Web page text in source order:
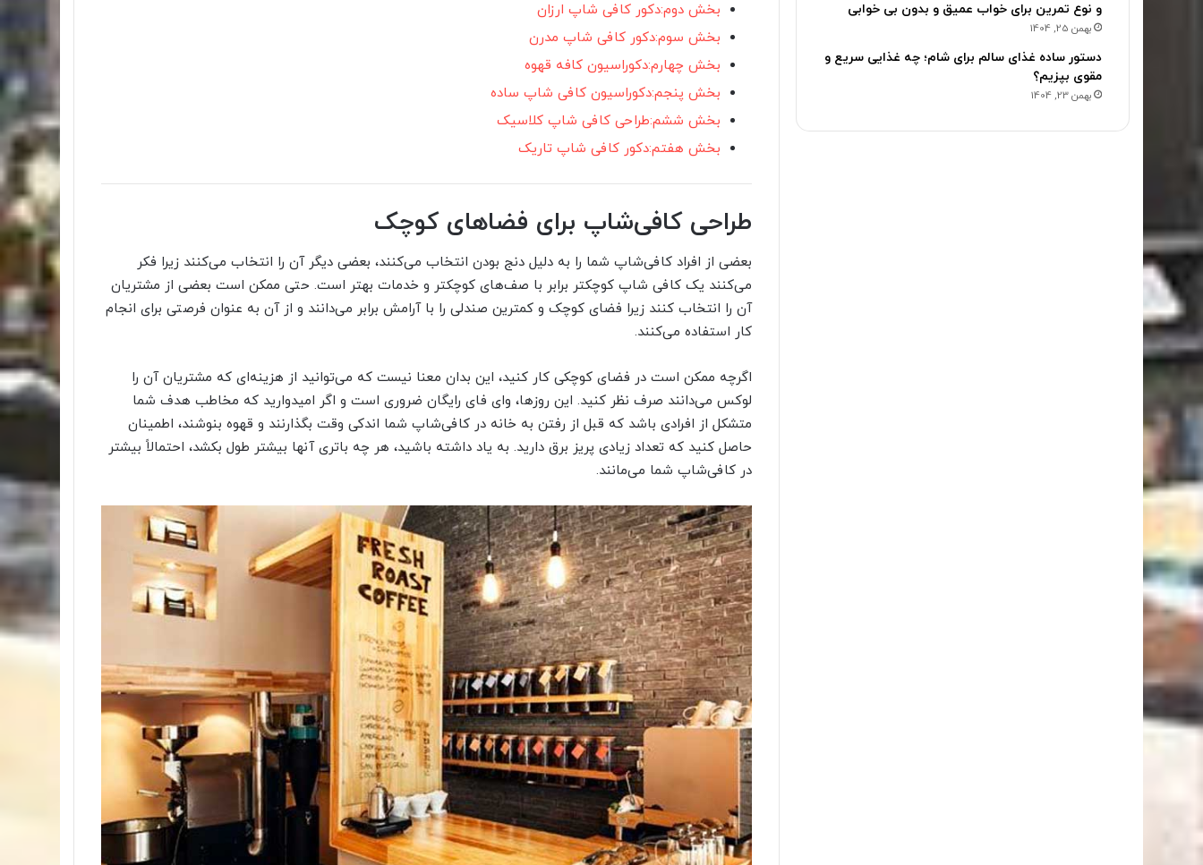
بخش دوم:دکور کافی شاپ ارزان
بخش سوم:دکور کافی شاپ مدرن
بخش چهارم:دکوراسیون کافه قهوه
بخش پنجم:دکوراسیون کافی شاپ ساده
بخش ششم:طراحی کافی شاپ کلاسیک
بخش هفتم:دکور کافی شاپ تاریک
طراحی کافی‌شاپ برای فضاهای کوچک
بعضی از افراد کافی‌شاپ شما را به دلیل دنج بودن انتخاب می‌کنند، بعضی دیگر آن را انتخاب می‌کنند زیرا فکر
می‌کنند یک کافی ‌شاپ کوچکتر برابر با صف‎‌های کوچکتر و خدمات بهتر است. حتی ممکن است بعضی از مشتریان
آن را انتخاب کنند زیرا فضای کوچک و کمترین صندلی را با آرامش برابر می‌دانند و از آن به عنوان فرصتی برای انجام
کار استفاده می‌کنند.
اگرچه ممکن است در فضای کوچکی کار کنید، این بدان معنا نیست که می‌توانید از هزینه‌ای که مشتریان آن را
لوکس می‌دانند صرف نظر کنید. این روزها، وای فای رایگان ضروری است و اگر امیدوارید که مخاطب هدف شما
متشکل از افرادی باشد که قبل از رفتن به خانه در کافی‌شاپ شما اندکی وقت بگذارنند و قهوه بنوشند، اطمینان
حاصل کنید که تعداد زیادی پریز برق دارید. به یاد داشته باشید، هر چه باتری آنها بیشتر طول بکشد، احتمالاً بیشتر
در کافی‌شاپ شما می‌مانند.
و نوع تمرین برای خواب عمیق و بدون بی خوابی
بهمن 25, 1404
دستور ساده غذای سالم برای شام؛ چه غذایی سریع و
مقوی بپزیم؟
بهمن 23, 1404